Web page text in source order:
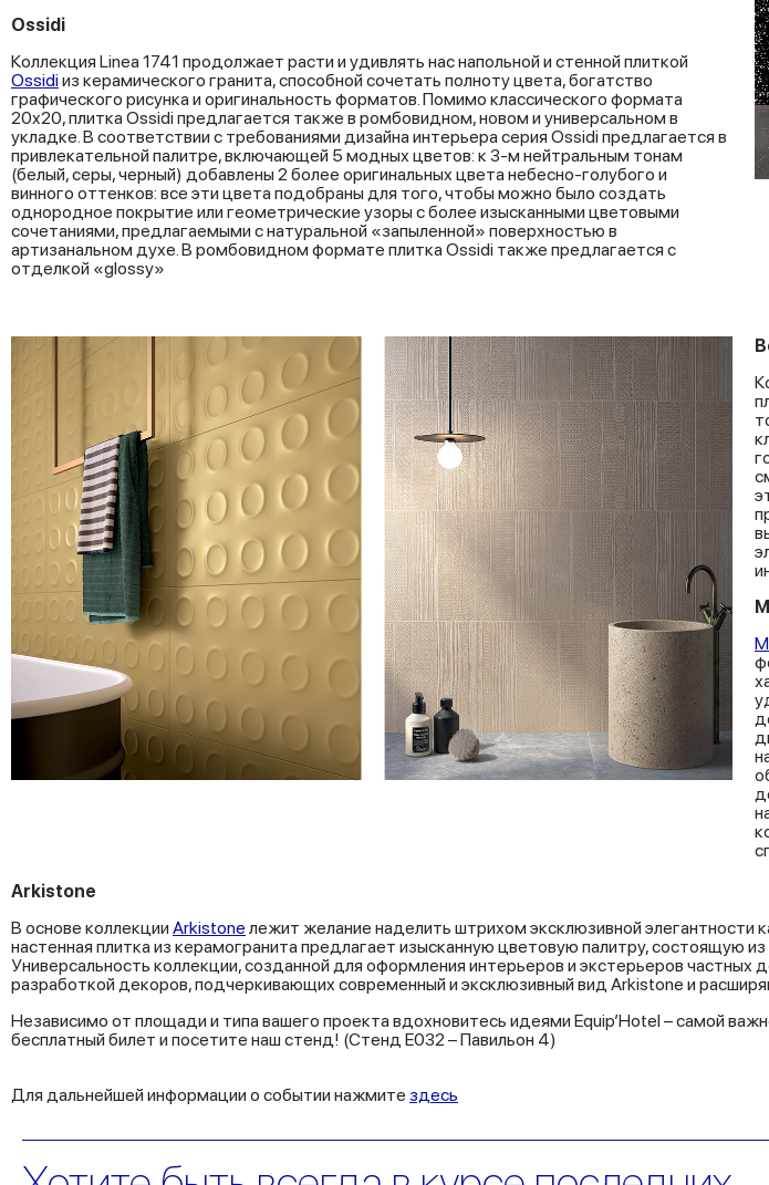
Ossidi
Коллекция Linea 1741 продолжает расти и удивлять нас напольной и стенной плиткой
Ossidiиз керамического гранита, способной сочетать полноту цвета, богатство
графического рисунка и оригинальность форматов. Помимо классического формата
20x20, плитка Ossidi предлагается также в ромбовидном, новом и универсальном в
укладке. В соответствии с требованиями дизайна интерьера серия Ossidi предлагается в
привлекательной палитре, включающей 5 модных цветов: к 3-м нейтральным тонам
(белый, серы, черный) добавлены 2 более оригинальных цвета небесно-голубого и
винного оттенков: все эти цвета подобраны для того, чтобы можно было создать
однородное покрытие или геометрические узоры с более изысканными цветовыми
сочетаниями, предлагаемыми с натуральной «запыленной» поверхностью в
артизанальном духе. В ромбовидном формате плитка Ossidi также предлагается с
отделкой «glossy»
Arkistone
В основе коллекции Arkistone лежит желание наделить штрихом эксклюзивной элегантности
настенная плитка из керамогранита предлагает изысканную цветовую палитру, состоящую
Универсальность коллекции, созданной для оформления интерьеров и экстерьеров
разработкой декоров, подчеркивающих современный и эксклюзивный вид Arkistone и
Независимо от площади и типа вашего проекта вдохновитесь идеями Equip’Hotel – самой
бесплатный билет и посетите наш стенд! (Стенд E032 – Павильон 4)
Для дальнейшей информации о событии нажмите здесь